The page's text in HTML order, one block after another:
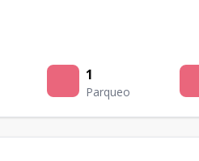
1
Parqueo